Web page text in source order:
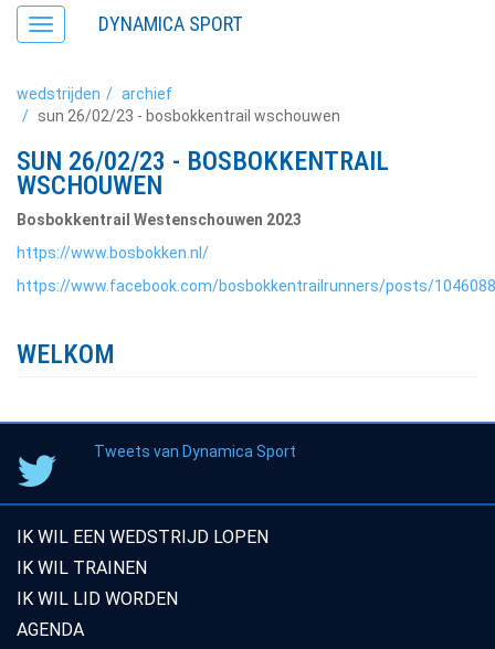
Toggle
navigation
DYNAMICA SPORT
wedstrijden
archief
sun 26/02/23 - bosbokkentrail wschouwen
SUN 26/02/23 - BOSBOKKENTRAIL
WSCHOUWEN
Bosbokkentrail Westenschouwen 2023
https://www.bosbokken.nl/
https://www.facebook.com/bosbokkentrailrunners/posts/
WELKOM
Tweets van Dynamica Sport
IK WIL EEN WEDSTRIJD LOPEN
IK WIL TRAINEN
IK WIL LID WORDEN
AGENDA